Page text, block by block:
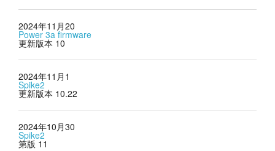
2024年11月20
Power 3a firmware
更新版本 10
2024年11月1
Spike2
更新版本 10.22
2024年10月30
Spike2
第版 11